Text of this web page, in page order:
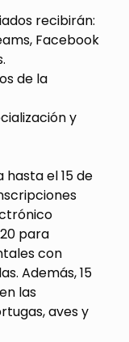
recibirán:
Facebook
de la
y
el 15 de
para
con
Además, 15
las
aves y